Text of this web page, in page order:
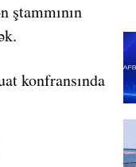
konfransında